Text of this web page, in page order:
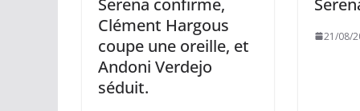
Clément Hargous
coupe une oreille, et
Andoni Verdejo
séduit.
21/08/